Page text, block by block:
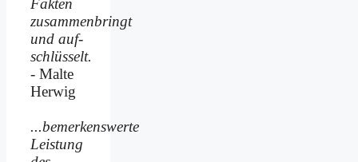
Fakten
zusammenbringt
und auf­
schlüsselt.
- Malte
Herwig
...bemerkenswerte
Leistung